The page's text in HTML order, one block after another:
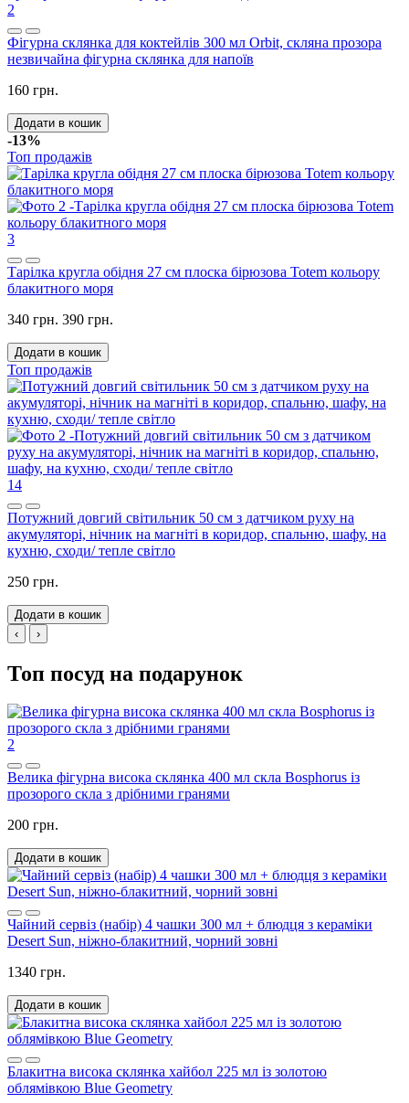
2
Фігурна склянка для коктейлів 300 мл Orbit, скляна прозора
незвичайна фігурна склянка для напоїв
160 грн.
Додати в кошик
-13%
Топ продажів
3
Тарілка кругла обідня 27 см плоска бірюзова Totem кольору
блакитного моря
340 грн. 390 грн.
Додати в кошик
Топ продажів
14
Потужний довгий світильник 50 см з датчиком руху на
акумуляторі, нічник на магніті в коридор, спальню, шафу, на
кухню, сходи/ тепле світло
250 грн.
Додати в кошик
‹
›
Топ посуд на подарунок
2
Велика фігурна висока склянка 400 мл скла Bosphorus із
прозорого скла з дрібними гранями
200 грн.
Додати в кошик
Чайний сервіз (набір) 4 чашки 300 мл + блюдця з кераміки
Desert Sun, ніжно-блакитний, чорний зовні
1340 грн.
Додати в кошик
Блакитна висока склянка хайбол 225 мл із золотою
облямівкою Blue Geometry